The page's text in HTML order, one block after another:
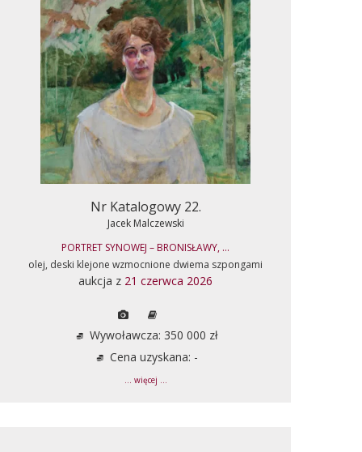
Nr Katalogowy 22.
Jacek Malczewski
PORTRET SYNOWEJ – BRONISŁAWY, ...
olej, deski klejone wzmocnione dwiema szpongami
aukcja z 21 czerwca 2026
Wywoławcza: 350 000 zł
Cena uzyskana: -
... więcej ...